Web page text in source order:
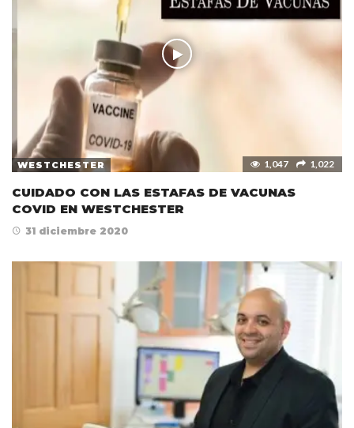
WESTCHESTER 1,047 1,022
CUIDADO CON LAS ESTAFAS DE VACUNAS
COVID EN WESTCHESTER
31 diciembre 2020